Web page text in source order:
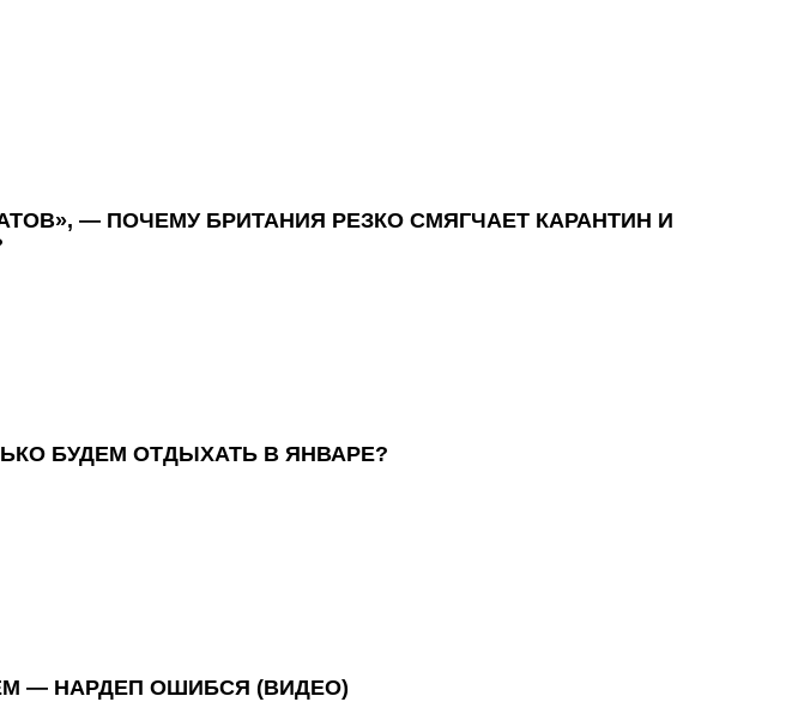
— ПОЧЕМУ БРИТАНИЯ РЕЗКО СМЯГЧАЕТ КАРАНТИН И
БУДЕМ ОТДЫХАТЬ В ЯНВАРЕ?
— НАРДЕП ОШИБСЯ (ВИДЕО)